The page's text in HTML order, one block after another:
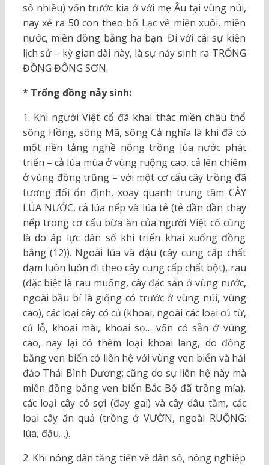
số nhiều) vốn trước kia ở với mẹ Âu tại vùng núi,
nay xẻ ra 50 con theo bố Lạc về miền xuôi, miền
nước, miền đồng bằng hạ bạn. Đi với cái sự kiện
lịch sử – kỳ gian dài này, là sự nảy sinh ra TRỐNG
ĐỒNG ĐÔNG SƠN.
* Trống đồng nảy sinh:
1. Khi người Việt cổ đã khai thác miền châu thổ
sông Hồng, sông Mã, sông Cả nghĩa là khi đã có
một nền tảng nghề nông trồng lúa nước phát
triển – cả lúa mùa ở vùng ruộng cao, cả lên chiêm
ở vùng đồng trũng – với một cơ cấu cây trồng đã
tương đối ổn định, xoay quanh trung tâm CÂY
LÚA NƯỚC, cả lúa nếp và lúa tẻ (tẻ dần dần thay
nếp trong cơ cấu bữa ăn của người Việt cổ cũng
là do áp lực dân số khi triển khai xuống đồng
bằng (12)). Ngoài lúa và đậu (cây cung cấp chất
đạm luôn luôn đi theo cây cung cấp chất bột), rau
(đặc biệt là rau muống, cây đặc sản ở vùng nước,
ngoài bầu bí là giống có trước ở vùng núi, vùng
cao), các loại cây có củ (khoai, ngoài các loại củ từ,
củ lỗ, khoai mài, khoai sọ… vốn có sẵn ở vùng
cao, nay lại có thêm loại khoai lang, do đồng
bằng ven biển có liên hệ với vùng ven biển và hải
đảo Thái Bình Dương; cũng do sự liên hệ này mà
miền đồng bằng ven biển Bắc Bộ đã trồng mía),
các loại cây có sợi (đay gai) và cây dâu tằm, các
loại cây ăn quả (trồng ở VƯỜN, ngoài RUỘNG:
lúa, đậu…).
2. Khi nông dân tăng tiến về dân số, nông nghiệp